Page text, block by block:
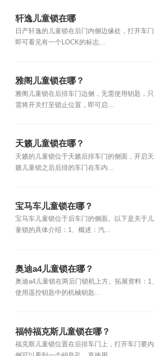
轩逸儿童锁在哪
日产轩逸的儿童锁在后门内侧边缘处，打开车门
即可看见有一个LOCK的标志...
雅阁儿童锁在哪？
雅阁儿童锁在后排车门边侧，无需使用钥匙，只
需将开关打至锁止位置，即可启...
天籁儿童锁在哪？
天籁的儿童锁位于天籁后排车门的侧面，开启天
籁儿童锁之后后排的车门在车内...
宝马车儿童锁在哪？
宝马车儿童锁位于后车门的侧面。以下是关于儿
童锁的具体介绍：1、概述：汽...
奥迪a4儿童锁在哪？
奥迪a4儿童锁在两后门锁机上方。拓展资料：1、
使用遥控钥匙中的机械钥匙...
福特福克斯儿童锁在哪？
福克斯儿童锁位置在后排车门上，打开车门要内